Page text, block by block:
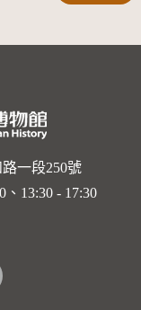
一段250號
13:30 - 17:30
youtube